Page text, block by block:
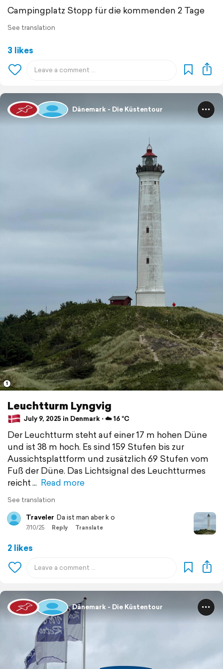
Campingplatz Stopp für die kommenden 2 Tage
See translation
3 likes
Dänemark - Die Küstentour
1
Leuchtturm Lyngvig
July 9, 2025 in Denmark ⋅ ☁️ 16 °C
Der Leuchtturm steht auf einer 17 m hohen Düne
und ist 38 m hoch. Es sind 159 Stufen bis zur
Aussichtsplattform und zusätzlich 69 Stufen vom
Fuß der Düne. Das Lichtsignal des Leuchtturmes
reicht
Read more
See translation
Traveler Da ist man aber k o
7/10/25 Reply Translate
2 likes
Dänemark - Die Küstentour